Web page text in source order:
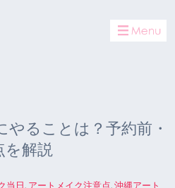
やることは？予約前・
を解説
当日, アートメイク注意点,沖縄アート